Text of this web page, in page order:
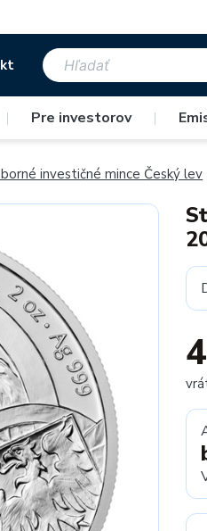
| Pre investorov |
investičné mince Český lev